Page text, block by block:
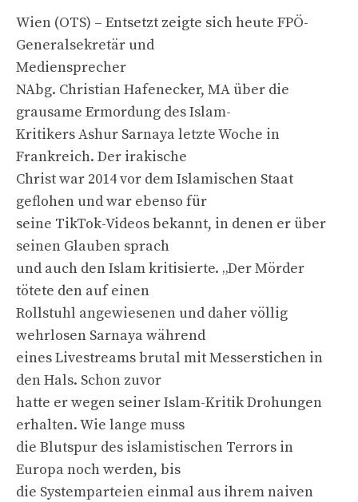
Wien (OTS) – Entsetzt zeigte sich heute FPÖ-
Generalsekretär und
Mediensprecher
NAbg. Christian Hafenecker, MA über die
grausame Ermordung des Islam-
Kritikers Ashur Sarnaya letzte Woche in
Frankreich. Der irakische
Christ war 2014 vor dem Islamischen Staat
geflohen und war ebenso für
seine TikTok-Videos bekannt, in denen er über
seinen Glauben sprach
und auch den Islam kritisierte. „Der Mörder
tötete den auf einen
Rollstuhl angewiesenen und daher völlig
wehrlosen Sarnaya während
eines Livestreams brutal mit Messerstichen in
den Hals. Schon zuvor
hatte er wegen seiner Islam-Kritik Drohungen
erhalten. Wie lange muss
die Blutspur des islamistischen Terrors in
Europa noch werden, bis
die Systemparteien einmal aus ihrem naiven